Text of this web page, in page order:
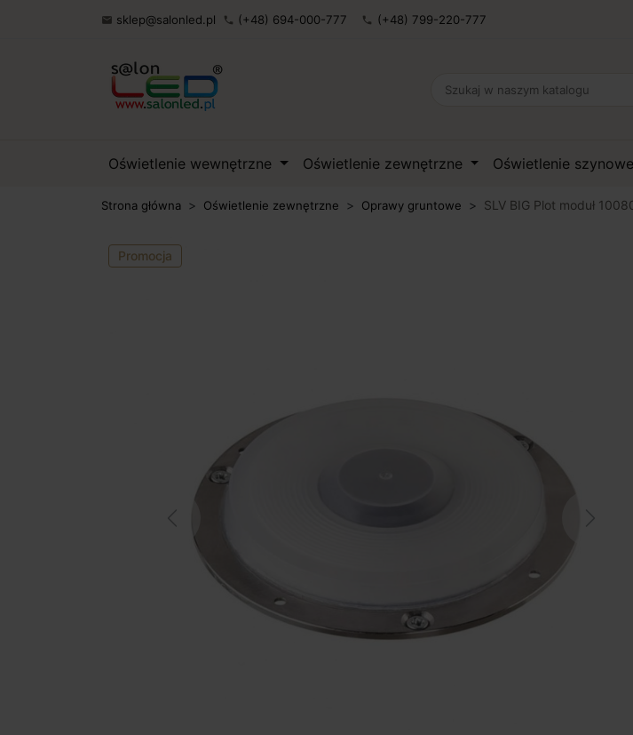
 sklep@salonled.pl phone (+48) 694-000-777 phone (+48) 799-220-777
Oświetlenie wewnętrzne Oświetlenie zewnętrzne Oświetlenie szynowe
Strona główna Oświetlenie zewnętrzne Oprawy gruntowe SLV BIG Plot moduł
Promocja